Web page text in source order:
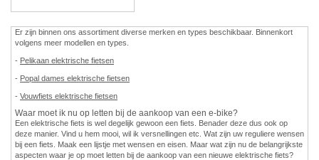
Er zijn binnen ons assortiment diverse merken en types beschikbaar. Binnenkort
volgens meer modellen en types.
- Pelikaan elektrische fietsen
- Popal dames elektrische fietsen
- Vouwfiets elektrische fietsen
Waar moet ik nu op letten bij de aankoop van een e-bike?
Een elektrische fiets is wel degelijk gewoon een fiets. Benader deze dus ook op
deze manier. Vind u hem mooi, wil ik versnellingen etc. Wat zijn uw reguliere wensen
bij een fiets. Maak een lijstje met wensen en eisen. Maar wat zijn nu de belangrijkste
aspecten waar je op moet letten bij de aankoop van een nieuwe elektrische fiets?